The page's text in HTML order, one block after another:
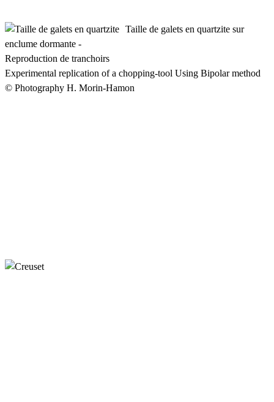
Taille de galets en quartzite sur
enclume dormante -
Reproduction de tranchoirs
Experimental replication of a chopping-tool Using Bipolar method
© Photography H. Morin-Hamon